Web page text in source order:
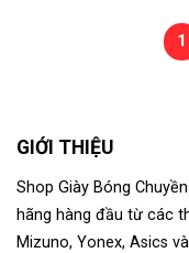
1
GIỚI THIỆU
Shop Giày Bóng
hãng hàng đầu từ các
Mizuno, Yonex, Asics